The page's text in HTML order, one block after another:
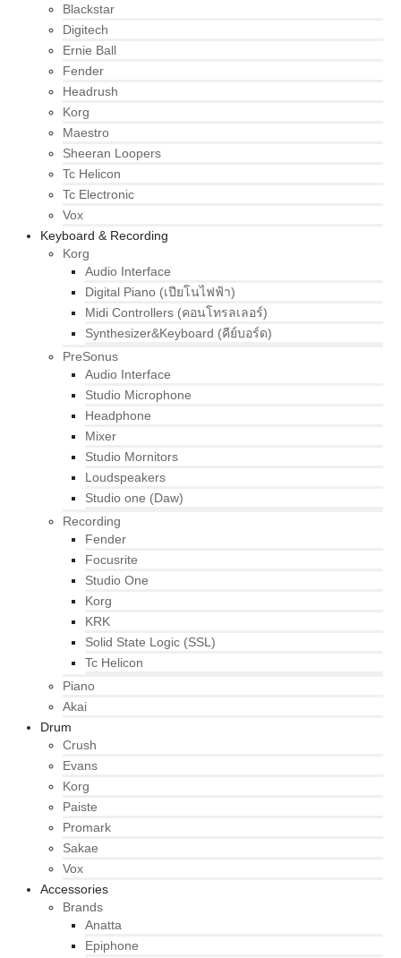
Blackstar
Digitech
Ernie Ball
Fender
Headrush
Korg
Maestro
Sheeran Loopers
Tc Helicon
Tc Electronic
Vox
Keyboard & Recording
Korg
Audio Interface
Digital Piano (เปียโนไฟฟ้า)
Midi Controllers (คอนโทรลเลอร์)
Synthesizer&Keyboard (คีย์บอร์ด)
PreSonus
Audio Interface
Studio Microphone
Headphone
Mixer
Studio Mornitors
Loudspeakers
Studio one (Daw)
Recording
Fender
Focusrite
Studio One
Korg
KRK
Solid State Logic (SSL)
Tc Helicon
Piano
Akai
Drum
Crush
Evans
Korg
Paiste
Promark
Sakae
Vox
Accessories
Brands
Anatta
Epiphone